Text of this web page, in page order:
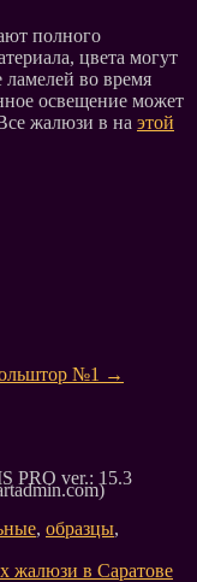
полного
цвета могут
во время
освещение может
жалюзи в на этой
№1 →
PRO ver.: 15.3
, образцы,